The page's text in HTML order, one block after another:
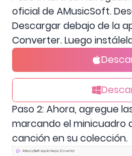
oficial de AMusicSoft.
Descargar debajo de la
Converter. Luego
Paso 2: Ahora, agregue
marcando el
canción en su colección.